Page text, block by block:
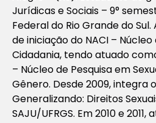
Jurídicas e Sociais – 9°
Federal do Rio Grande do
de iniciação do NACI –
Cidadania, tendo atuado
– Núcleo de Pesquisa em
Gênero. Desde 2009, integra
Generalizando: Direitos
SAJU/UFRGS. Em 2010 e 2011,